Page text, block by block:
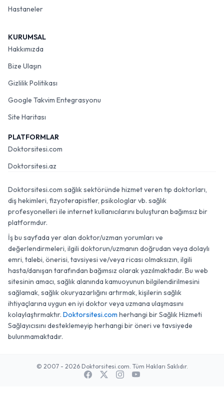
Hastaneler
KURUMSAL
Hakkımızda
Bize Ulaşın
Gizlilik Politikası
Google Takvim Entegrasyonu
Site Haritası
PLATFORMLAR
Doktorsitesi.com
Doktorsitesi.az
Doktorsitesi.com sağlık sektöründe hizmet veren tıp doktorları,
diş hekimleri, fizyoterapistler, psikologlar vb. sağlık
profesyonelleri ile internet kullanıcılarını buluşturan bağımsız bir
platformdur.
İş bu sayfada yer alan doktor/uzman yorumları ve
değerlendirmeleri, ilgili doktorun/uzmanın doğrudan veya dolaylı
emri, talebi, önerisi, tavsiyesi ve/veya ricası olmaksızın, ilgili
hasta/danışan tarafından bağımsız olarak yazılmaktadır. Bu web
sitesinin amacı, sağlık alanında kamuoyunun bilgilendirilmesini
sağlamak, sağlık okuryazarlığını artırmak, kişilerin sağlık
ihtiyaçlarına uygun en iyi doktor veya uzmana ulaşmasını
kolaylaştırmaktır. Doktorsitesi.com herhangi bir Sağlık Hizmeti
Sağlayıcısını desteklemeyip herhangi bir öneri ve tavsiyede
bulunmamaktadır.
© 2007 - 2026 Doktorsitesi.com. Tüm Hakları Saklıdır.